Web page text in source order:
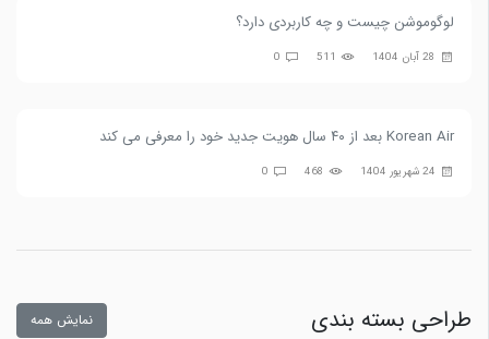
لوگوموشن چیست و چه کاربردی دارد؟
28 آبان 1404 511
0
Korean Air بعد از ۴۰ سال هویت جدید خود را معرفی می کند
24 شهریور 1404 468
0
طراحی بسته بندی نمایش همه